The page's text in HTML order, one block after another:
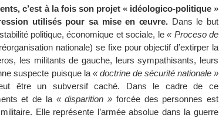
c’est à la fois son projet « idéologico-politique »
utilisés pour sa mise en œuvre.Dans le but
politique, économique et sociale, le« Proceso de
nationale) se fixe pour objectif d’extirper la
les militants de gauche, leurs sympathisants, leurs
suspecte puisque la « doctrine de sécurité nationale »
être un subversif caché. Dans le cadre de ce
et de la « disparition » forcée des personnes est
Elle représente l’armée absolue dans la guerre